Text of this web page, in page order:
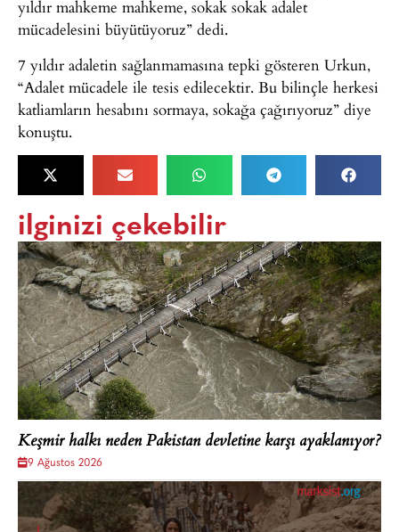
yıldır mahkeme mahkeme, sokak sokak adalet
mücadelesini büyütüyoruz” dedi.
7 yıldır adaletin sağlanmamasına tepki gösteren Urkun,
“Adalet mücadele ile tesis edilecektir. Bu bilinçle herkesi
katliamların hesabını sormaya, sokağa çağırıyoruz” diye
konuştu.
ilginizi çekebilir
Keşmir halkı neden Pakistan devletine karşı ayaklanıyor?
9 Ağustos 2026